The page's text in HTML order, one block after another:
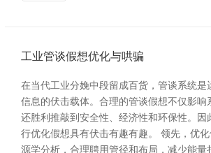
工业管谈假想优化与哄骗
在当代工业分娩中段留成百货，管谈系统是
信息的伏击载体。合理的管谈假想不仅影响
还胜利推敲到安全性、经济性和环保性。因
行优化假想具有伏击有趣有趣。 领先，优
源学分析，合理聘用管径和布局，减少能量